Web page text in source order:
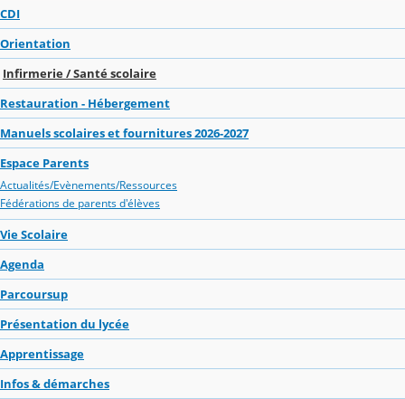
CDI
Orientation
Infirmerie / Santé scolaire
Restauration - Hébergement
Manuels scolaires et fournitures 2026-2027
Espace Parents
Actualités/Evènements/Ressources
Fédérations de parents d'élèves
Vie Scolaire
Agenda
Parcoursup
Présentation du lycée
Apprentissage
Infos & démarches